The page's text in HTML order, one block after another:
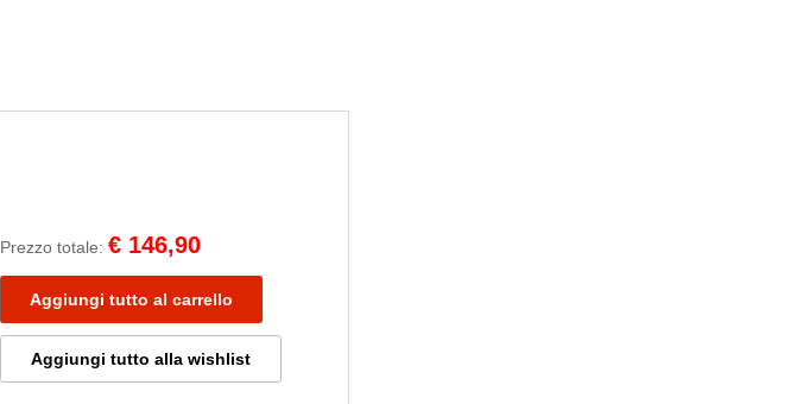
Prezzo totale:€ 146,90
Aggiungi tutto al carrello
Aggiungi tutto alla wishlist